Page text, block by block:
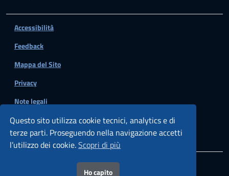
Accessibilità
Feedback
Mappa del Sito
Privacy
Note legali
© 2021 - Soprintendenza Archeologia Belle Arti e
Questo sito utilizza cookie tecnici, analytics e di
terze parti. Proseguendo nella navigazione accetti
l’utilizzo dei cookie.Scopri di più
Ho capito